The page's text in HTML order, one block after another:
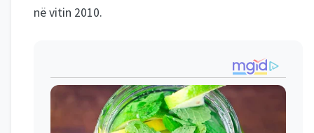
në vitin 2010.